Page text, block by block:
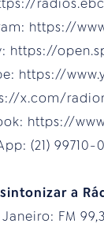
https://
https://
https://
x.com/
https://
(21) 99710-
a
FM